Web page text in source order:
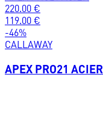
220.00 €
119.00 €
-46%
CALLAWAY
APEX PRO21 ACIER